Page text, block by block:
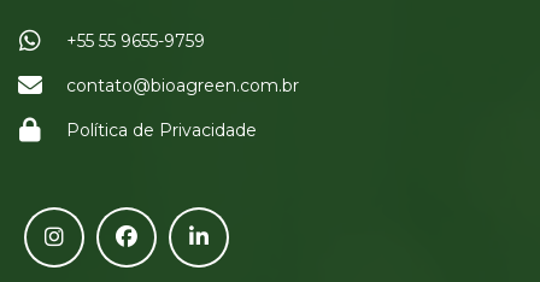
+55 55 9655-9759
contato@bioagreen.com.br
Política de Privacidade